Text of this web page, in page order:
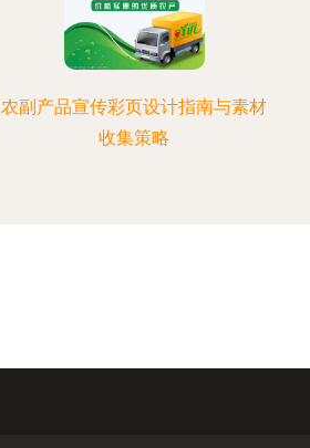
农副产品宣传彩页设计指南与素材
收集策略